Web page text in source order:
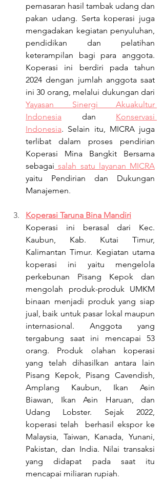
pemasaran hasil tambak udang dan
pakan udang. Serta koperasi juga
mengadakan kegiatan penyuluhan,
pendidikan dan pelatihan
keterampilan bagi para anggota.
Koperasi ini berdiri pada tahun
2024 dengan jumlah anggota saat
Yayasan Sinergi Akuakultur
Indonesia dan Konservasi
Indonesia. Selain itu, MICRA juga
terlibat dalam proses pendirian
Koperasi Mina Bangkit Bersama
sebagai salah satu layanan MICRA
yaitu Pendirian dan Dukungan
Manajemen.
Koperasi Taruna Bina Mandiri
Koperasi ini berasal dari Kec.
Kaubun, Kab. Kutai Timur,
Kalimantan Timur. Kegiatan utama
koperasi ini yaitu mengelola
perkebunan Pisang Kepok dan
mengolah produk-produk UMKM
binaan menjadi produk yang siap
jual, baik untuk pasar lokal maupun
internasional. Anggota yang
tergabung saat ini mencapai 53
orang. Produk olahan koperasi
yang telah dihasilkan antara lain
Pisang Kepok, Pisang Cavendish,
Amplang Kaubun, Ikan Asin
Biawan, Ikan Asin Haruan, dan
Udang Lobster. Sejak 2022,
koperasi telah  berhasil ekspor ke
Malaysia, Taiwan, Kanada, Yunani,
Pakistan, dan India. Nilai transaksi
yang didapat pada saat itu
mencapai miliaran rupiah.